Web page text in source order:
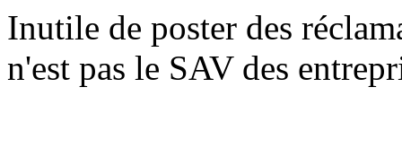
Inutile de poster des
n'est pas le SAV des